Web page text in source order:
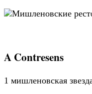
A Contresens
1 мишленовская